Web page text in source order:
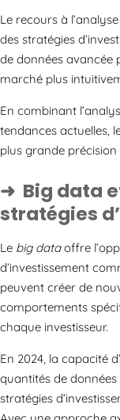
Le recours à
des stratégies
de données avancée
marché plus
En combinant
tendances actuelles,
plus grande
Big data
stratégies
Le big dataoffre
d’investissement
peuvent créer de
comportements
chaque investisseur.
En 2024, la capacité
quantités de
stratégies